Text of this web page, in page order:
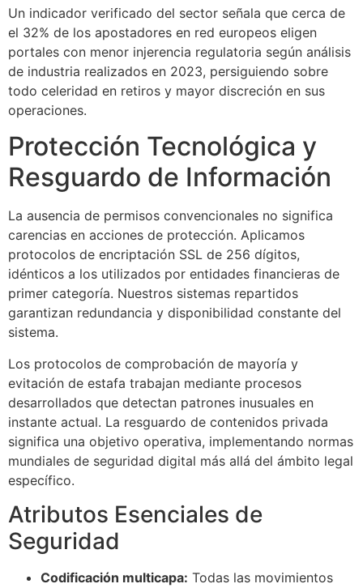
Un indicador verificado del sector señala que cerca de
el 32% de los apostadores en red europeos eligen
portales con menor injerencia regulatoria según análisis
de industria realizados en 2023, persiguiendo sobre
todo celeridad en retiros y mayor discreción en sus
operaciones.
Protección Tecnológica y
Resguardo de Información
La ausencia de permisos convencionales no significa
carencias en acciones de protección. Aplicamos
protocolos de encriptación SSL de 256 dígitos,
idénticos a los utilizados por entidades financieras de
primer categoría. Nuestros sistemas repartidos
garantizan redundancia y disponibilidad constante del
sistema.
Los protocolos de comprobación de mayoría y
evitación de estafa trabajan mediante procesos
desarrollados que detectan patrones inusuales en
instante actual. La resguardo de contenidos privada
significa una objetivo operativa, implementando normas
mundiales de seguridad digital más allá del ámbito legal
específico.
Atributos Esenciales de
Seguridad
Codificación multicapa: Todas las movimientos